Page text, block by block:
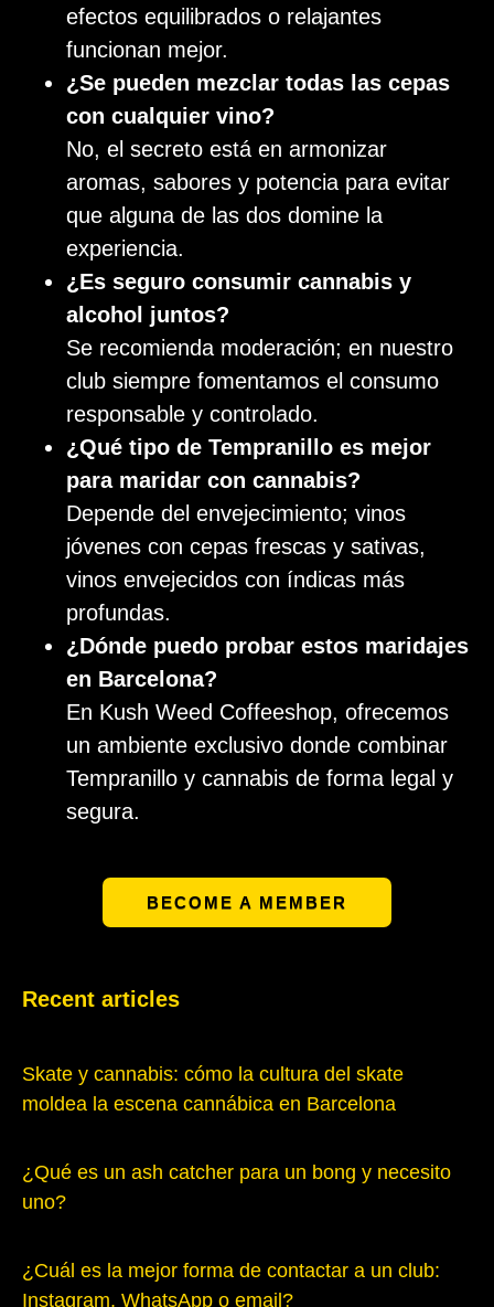
efectos equilibrados o relajantes
funcionan mejor.
¿Se pueden mezclar todas las cepas
con cualquier vino?
No, el secreto está en armonizar
aromas, sabores y potencia para evitar
que alguna de las dos domine la
experiencia.
¿Es seguro consumir cannabis y
alcohol juntos?
Se recomienda moderación; en nuestro
club siempre fomentamos el consumo
responsable y controlado.
¿Qué tipo de Tempranillo es mejor
para maridar con cannabis?
Depende del envejecimiento; vinos
jóvenes con cepas frescas y sativas,
vinos envejecidos con índicas más
profundas.
¿Dónde puedo probar estos maridajes
en Barcelona?
En Kush Weed Coffeeshop, ofrecemos
un ambiente exclusivo donde combinar
Tempranillo y cannabis de forma legal y
segura.
BECOME A MEMBER
Recent articles
Skate y cannabis: cómo la cultura del skate
moldea la escena cannábica en Barcelona
¿Qué es un ash catcher para un bong y necesito
uno?
¿Cuál es la mejor forma de contactar a un club:
Instagram, WhatsApp o email?